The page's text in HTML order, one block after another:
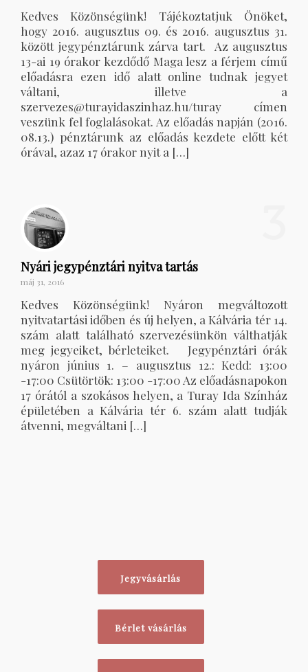
Kedves Közönségünk! Tájékoztatjuk Önöket,
hogy 2016. augusztus 09. és 2016. augusztus 31.
között jegypénztárunk zárva tart. Az augusztus
13-ai 19 órakor kezdődő Maga lesz a férjem című
előadásra ezen idő alatt online tudnak jegyet
váltani, illetve a
szervezes@turayidaszinhaz.hu/turay címen
veszünk fel foglalásokat. Az előadás napján (2016.
08.13.) pénztárunk az előadás kezdete előtt két
órával, azaz 17 órakor nyit a […]
Nyári jegypénztári nyitva tartás
máj 31, 2016
Kedves Közönségünk! Nyáron megváltozott
nyitvatartási időben és új helyen, a Kálvária tér 14.
szám alatt található szervezésünkön válthatják
meg jegyeiket, bérleteiket. Jegypénztári órák
nyáron június 1. – augusztus 12.: Kedd: 13:00
-17:00 Csütörtök: 13:00 -17:00 Az előadásnapokon
17 órától a szokásos helyen, a Turay Ida Színház
épületében a Kálvária tér 6. szám alatt tudják
átvenni, megváltani […]
Jegyvásárlás
Bérlet vásárlás